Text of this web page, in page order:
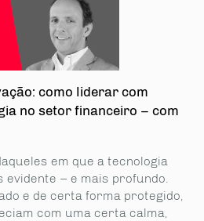
como liderar com
no setor financeiro – com
em que a tecnologia
– e mais profundo.
e de certa forma protegido,
com uma certa calma,